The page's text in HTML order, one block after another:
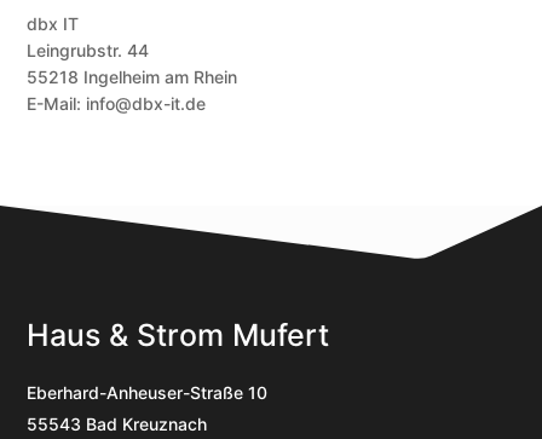
dbx IT
Leingrubstr. 44
55218 Ingelheim am Rhein
E-Mail: info@dbx-it.de
Haus & Strom Mufert
Eberhard-Anheuser-Straße 10
55543 Bad Kreuznach